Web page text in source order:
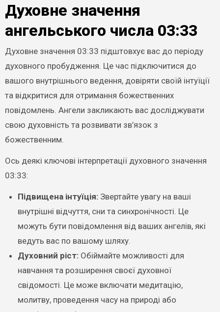
Духовне значення
ангельського числа 03:33
Духовне значення 03:33 підштовхує вас до періоду
духовного пробудження. Це час підключитися до
вашого внутрішнього ведення, довіряти своїй інтуїції
та відкритися для отримання божественних
повідомлень. Ангели закликають вас досліджувати
свою духовність та розвивати зв’язок з
божественним.
Ось деякі ключові інтерпретації духовного значення
03:33:
Підвищена інтуїція:Звертайте увагу на ваші
внутрішні відчуття, сни та синхронічності. Це
можуть бути повідомлення від ваших ангелів, які
ведуть вас по вашому шляху.
Духовний ріст:Обіймайте можливості для
навчання та розширення своєї духовної
свідомості. Це може включати медитацію,
молитву, проведення часу на природі або